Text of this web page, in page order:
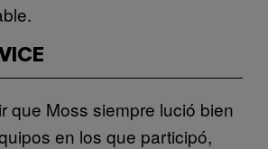
que Moss siempre lució bien
en los que participó,